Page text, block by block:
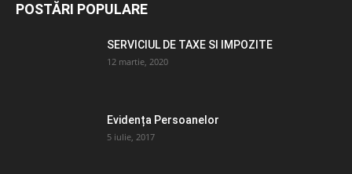
POSTĂRI POPULARE
SERVICIUL DE TAXE SI IMPOZITE
12 martie, 2020
Evidența Persoanelor
5 iulie, 2017